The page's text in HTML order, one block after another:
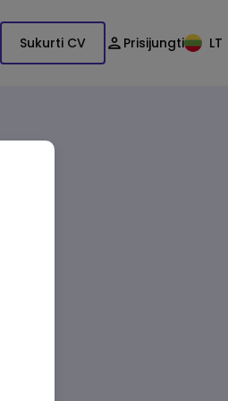
Sukurti CV Prisijungti LT